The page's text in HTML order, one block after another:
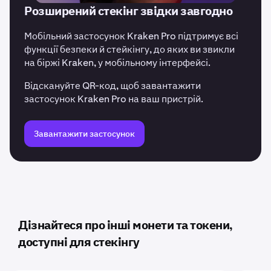
Розширений стекінг звідки завгодно
Мобільний застосунок Kraken Pro підтримує всі
функції безпеки й стейкінгу, до яких ви звикли
на біржі Kraken, у мобільному інтерфейсі.
Відскануйте QR-код, щоб завантажити
застосунок Kraken Pro на ваш пристрій.
Завантажити застосунок
Дізнайтеся про інші монети та токени,
доступні для стекінгу